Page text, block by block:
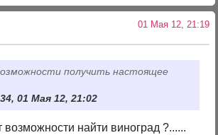
01 Мая 12, 21:19
получить настоящее
01 Мая 12, 21:02
возможности найти виноград ?......